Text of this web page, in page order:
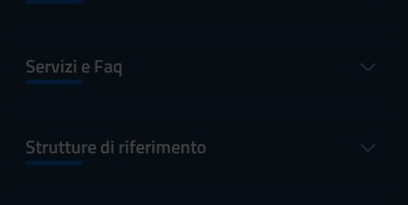
Servizi e Faq
Strutture di riferimento